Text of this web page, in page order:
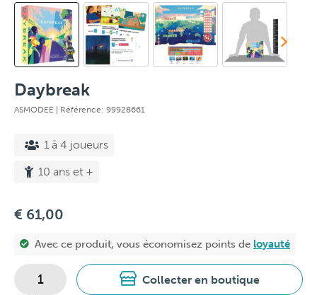
Daybreak
ASMODEE | Référence: 99928661
1 à 4 joueurs
10 ans et +
€ 61,00
Avec ce produit, vous économisez points de loyauté
Collecter en boutique